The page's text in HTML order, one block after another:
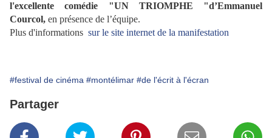
l'excellente comédie "UN TRIOMPHE "d’Emmanuel
Courcol, en présence de l’équipe.
Plus d'informations sur le site internet de la manifestation
#festival de cinéma #montélimar #de l'écrit à l'écran
Partager